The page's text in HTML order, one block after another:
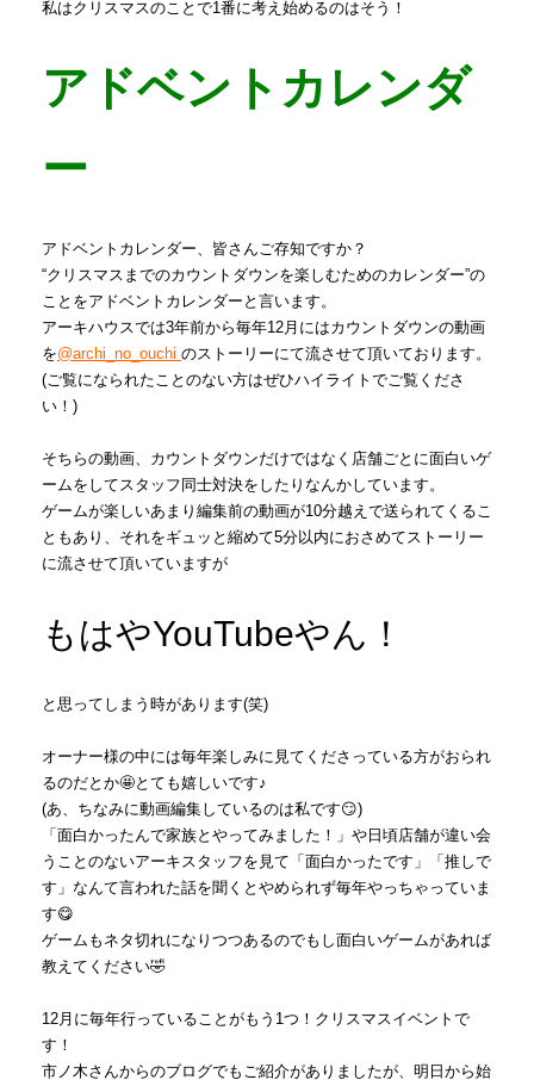
私はクリスマスのことで1番に考え始めるのはそう！
アドベントカレンダ
ー
アドベントカレンダー、皆さんご存知ですか？
“クリスマスまでのカウントダウンを楽しむためのカレンダー”の
ことをアドベントカレンダーと言います。
アーキハウスでは3年前から毎年12月にはカウントダウンの動画
を@archi_no_ouchi のストーリーにて流させて頂いております。
(ご覧になられたことのない方はぜひハイライトでご覧くださ
い！)
そちらの動画、カウントダウンだけではなく店舗ごとに面白いゲ
ームをしてスタッフ同士対決をしたりなんかしています。
ゲームが楽しいあまり編集前の動画が10分越えで送られてくるこ
ともあり、それをギュッと縮めて5分以内におさめてストーリー
に流させて頂いていますが
もはやYouTubeやん！
と思ってしまう時があります(笑)
オーナー様の中には毎年楽しみに見てくださっている方がおられ
るのだとか🤩とても嬉しいです♪
(あ、ちなみに動画編集しているのは私です😏)
「面白かったんで家族とやってみました！」や日頃店舗が違い会
うことのないアーキスタッフを見て「面白かったです」「推しで
す」なんて言われた話を聞くとやめられず毎年やっちゃっていま
す😋
ゲームもネタ切れになりつつあるのでもし面白いゲームがあれば
教えてください🤣
12月に毎年行っていることがもう1つ！クリスマスイベントで
す！
市ノ木さんからのブログでもご紹介がありましたが、明日から始